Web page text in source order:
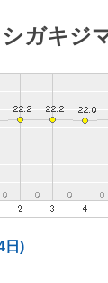
ガキジ
日)